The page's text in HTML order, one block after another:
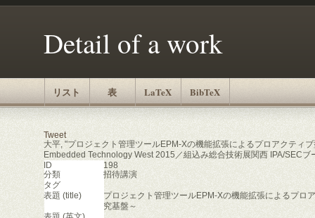
Detail of a work
リスト 表 LaTeX BibTeX
Tweet
大平, "プロジェクト管理ツールEPM-Xの機能拡張によるプロアクティ
Embedded Technology West 2015／組込み総合技術展関西 IPA/SECブ
ID
198
分類
招待講演
タグ
表題 (title)
プロジェクト管理ツールEPM-Xの機能拡張によるプロ
究基盤～
表題 (英文)